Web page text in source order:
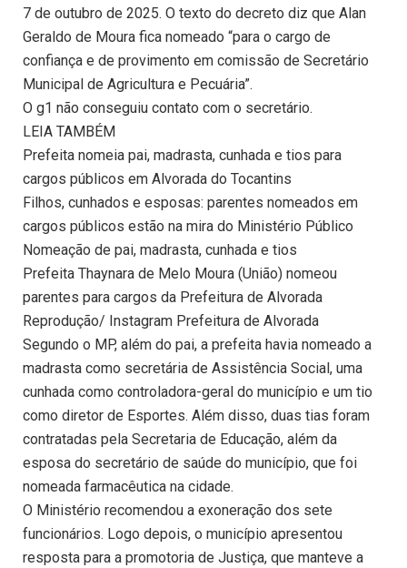
7 de outubro de 2025. O texto do decreto diz que Alan
Geraldo de Moura fica nomeado “para o cargo de
confiança e de provimento em comissão de Secretário
Municipal de Agricultura e Pecuária”.
O g1 não conseguiu contato com o secretário.
LEIA TAMBÉM
Prefeita nomeia pai, madrasta, cunhada e tios para
cargos públicos em Alvorada do Tocantins
Filhos, cunhados e esposas: parentes nomeados em
cargos públicos estão na mira do Ministério Público
Nomeação de pai, madrasta, cunhada e tios
Prefeita Thaynara de Melo Moura (União) nomeou
parentes para cargos da Prefeitura de Alvorada
Reprodução/ Instagram Prefeitura de Alvorada
Segundo o MP, além do pai, a prefeita havia nomeado a
madrasta como secretária de Assistência Social, uma
cunhada como controladora-geral do município e um tio
como diretor de Esportes. Além disso, duas tias foram
contratadas pela Secretaria de Educação, além da
esposa do secretário de saúde do município, que foi
nomeada farmacêutica na cidade.
O Ministério recomendou a exoneração dos sete
funcionários. Logo depois, o município apresentou
resposta para a promotoria de Justiça, que manteve a